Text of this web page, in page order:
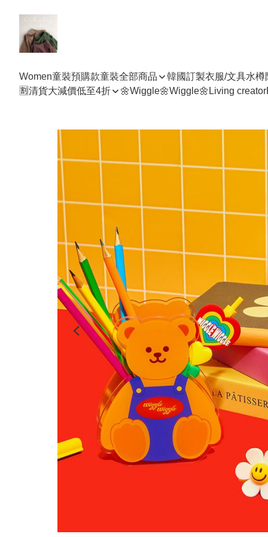
Women童裝預購款童裝全部商品
韓國訂製衣服/文具水樽
🈹清貨大減價低至4折
🌼Wiggle🌼Wiggle🌼 Living creator